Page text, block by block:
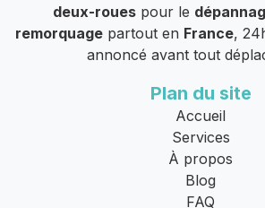
deux-roues pour le
remorquagepartout en France,
annoncé avant tout
Plan du site
Accueil
Services
À propos
Blog
FAQ